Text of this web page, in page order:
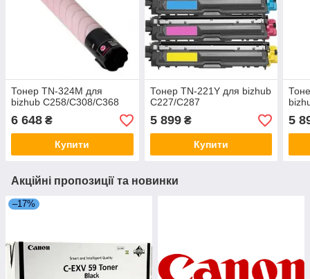
Тонер TN-324M для
bizhub C258/C308/C368
6 648 ₴
Купити
Тонер TN-221Y для bizhub
C227/C287
5 899₴
Купити
5
Акційні пропозиції та новинки
–17%